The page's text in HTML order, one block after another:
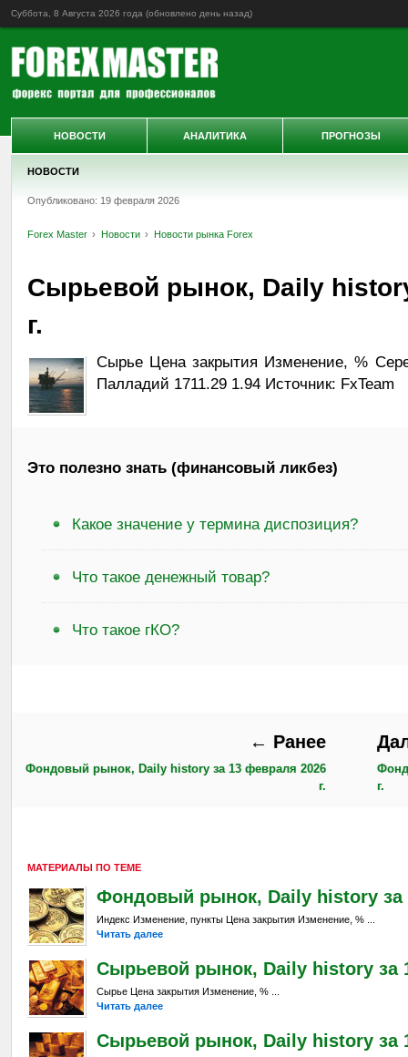
Суббота, 8 Августа 2026 года (обновлено день назад)
НОВОСТИ
Опубликовано: 19 февраля 2026
Forex Master Новости Новости рынка Forex
Сырьевой рынок, Daily
г.
Сырье Цена закрытия Изменение, %
Палладий 1711.29 1.94 Источник: FxTeam
Это полезно знать (финансовый ликбез)
Какое значение у термина диспозиция?
Что такое денежный товар?
Что такое гКО?
← Ранее
Фондовый рынок, Daily history за 13 февраля 2026
г.
г.
МАТЕРИАЛЫ ПО ТЕМЕ
Фондовый рынок, Daily history за
Индекс Изменение, пункты Цена закрытия Изменение, % ...
Читать далее
Сырьевой рынок, Daily history за
Сырье Цена закрытия Изменение, % ...
Читать далее
Сырьевой рынок, Daily history за
НОВОСТИ АНАЛИТИКА ПРОГНОЗЫ